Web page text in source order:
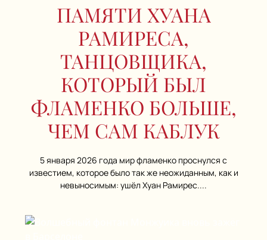
ПАМЯТИ ХУАНА
РАМИРЕСА,
ТАНЦОВЩИКА,
КОТОРЫЙ БЫЛ
ФЛАМЕНКО БОЛЬШЕ,
ЧЕМ САМ КАБЛУК
5 января 2026 года мир фламенко проснулся с
известием, которое было так же неожиданным, как и
невыносимым: ушёл Хуан Рамирес....